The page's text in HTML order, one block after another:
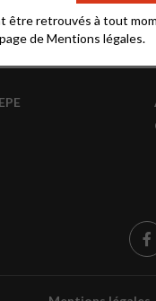
être retrouvés à tout
deMentions légales.